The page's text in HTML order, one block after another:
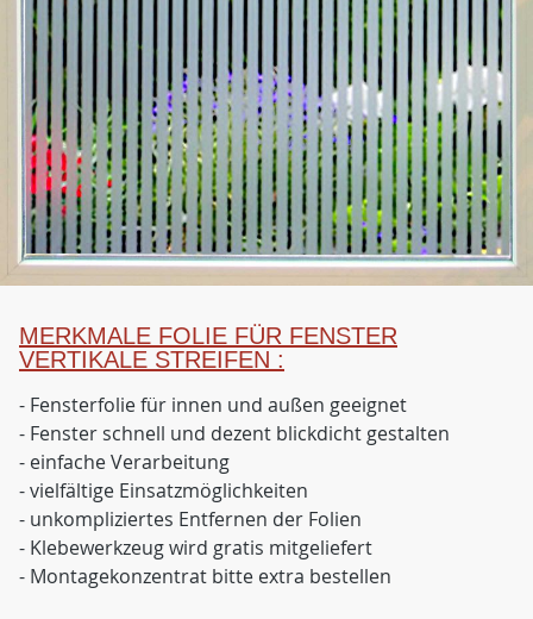
MERKMALE FOLIE FÜR FENSTER
VERTIKALE STREIFEN :
- Fensterfolie für innen und außen geeignet
- Fenster schnell und dezent blickdicht gestalten
- einfache Verarbeitung
- vielfältige Einsatzmöglichkeiten
- unkompliziertes Entfernen der Folien
- Klebewerkzeug wird gratis mitgeliefert
- Montagekonzentrat bitte extra bestellen